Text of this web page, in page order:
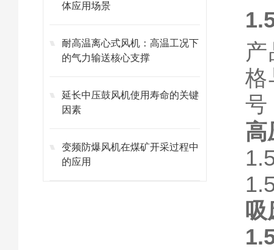
体应用场景
耐高温离心式风机：高温工况下
的气力输送核心支撑
延长中压鼓风机使用寿命的关键
因素
变频防爆风机在煤矿开采过程中
的应用
格
号
高
吸